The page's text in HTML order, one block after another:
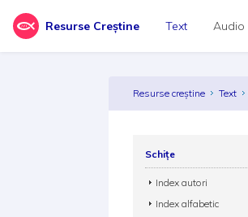
Resurse Creștine Text Audio
Resurse creștine Text
Schițe
Index autori
Index alfabetic